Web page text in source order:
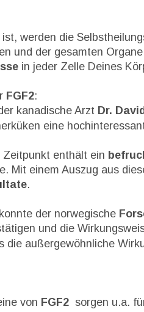
ist, werden die
und der gesamten
in jeder Zelle Deines
FGF2:
kanadische Arzt Dr.
eine
enthält ein
Mit einem Auszug aus
.
der norwegische
und die
die außergewöhnliche
von FGF2 sorgen u.a.